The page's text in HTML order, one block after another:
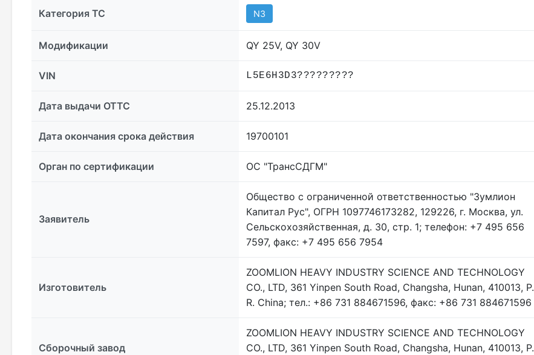
Категория ТС N3
Модификации QY 25V, QY 30V
VIN L5E6H3D3?????????
Дата выдачи ОТТС 25.12.2013
Дата окончания срока действия 19700101
Орган по сертификации ОС "ТрансСДГМ"
Заявитель
Общество с ограниченной ответственностью "Зумлион
Капитал Рус", ОГРН 1097746173282, 129226, г. Москва, ул.
Сельскохозяйственная, д. 30, стр. 1; телефон: +7 495 656
7597, факс: +7 495 656 7954
Изготовитель
ZOOMLION HEAVY INDUSTRY SCIENCE AND TECHNOLOGY
CO., LTD, 361 Yinpen South Road, Changsha, Hunan, 410013, P.
R. China; тел.: +86 731 884671596, факс: +86 731 884671596
Сборочный завод
ZOOMLION HEAVY INDUSTRY SCIENCE AND TECHNOLOGY
CO., LTD, 361 Yinpen South Road, Changsha, Hunan, 410013, P.